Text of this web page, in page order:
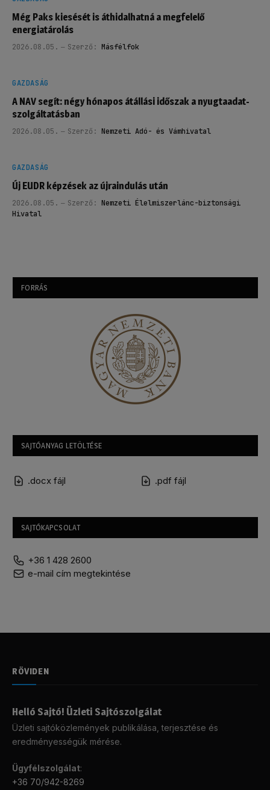
Még Paks kiesését is áthidalhatná a megfelelő
energiatárolás
2026.08.05. Szerző: Másfélfok
GAZDASÁG
A NAV segít: négy hónapos átállási időszak a nyugtaadat-
szolgáltatásban
2026.08.05. Szerző: Nemzeti Adó- és Vámhivatal
GAZDASÁG
Új EUDR képzések az újraindulás után
2026.08.05. Szerző: Nemzeti Élelmiszerlánc-biztonsági
Hivatal
FORRÁS
SAJTÓANYAG LETÖLTÉSE
.docx fájl .pdf fájl
SAJTÓKAPCSOLAT
+36 1 428 2600
e-mail cím megtekintése
RÖVIDEN
Helló Sajtó! Üzleti Sajtószolgálat
Üzleti sajtóközlemények publikálása, terjesztése és
eredményességük mérése.
Ügyfélszolgálat:
+36 70/942-8269